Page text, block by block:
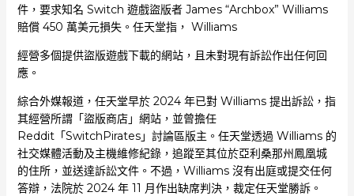
件，要求知名 Switch 遊戲盜版者 James “Archbox” Williams
賠償 450 萬美元損失。任天堂指， Williams
經營多個提供盜版遊戲下載的網站，且未對現有訴訟作出任何回
應。
綜合外媒報道，任天堂早於 2024 年已對 Williams 提出訴訟，指
其經營所謂「盜版商店」網站，並曾擔任
Reddit「SwitchPirates」討論區版主。任天堂透過 Williams 的
社交媒體活動及主機維修紀錄，追蹤至其位於亞利桑那州鳳凰城
的住所，並送達訴訟文件。不過，Williams 沒有出庭或提交任何
答辯，法院於 2024 年 11 月作出缺席判決，裁定任天堂勝訴。